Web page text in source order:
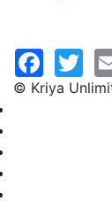
© Kriya